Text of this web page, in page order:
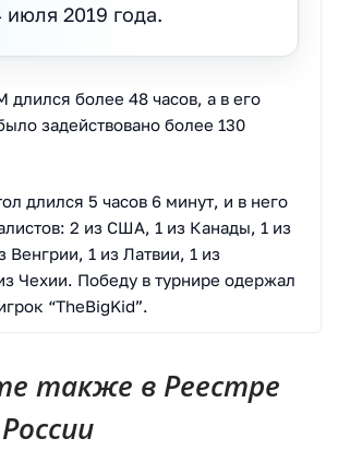
июля 2019 года.
длился более 48 часов, а в его
задействовано более 130
длился 5 часов 6 минут, и в него
2 из США, 1 из Канады, 1 из
Венгрии, 1 из Латвии, 1 из
Чехии. Победу в турнире одержал
“TheBigKid”.
также в Реестре